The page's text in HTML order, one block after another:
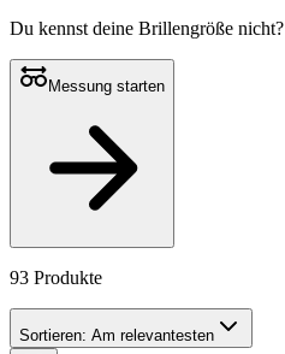
Du kennst deine Brillengröße nicht?
Messung starten
93 Produkte
Sortieren: Am relevantesten